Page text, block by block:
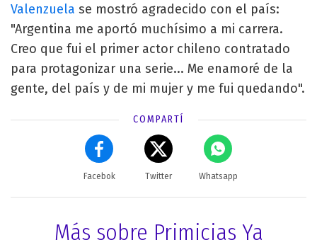
Valenzuela se mostró agradecido con el país:
"Argentina me aportó muchísimo a mi carrera.
Creo que fui el primer actor chileno contratado
para protagonizar una serie... Me enamoré de la
gente, del país y de mi mujer y me fui quedando".
COMPARTÍ
Facebok Twitter Whatsapp
Más sobre Primicias Ya